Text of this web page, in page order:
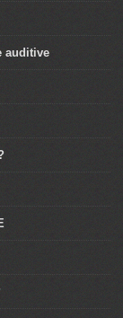
auditive